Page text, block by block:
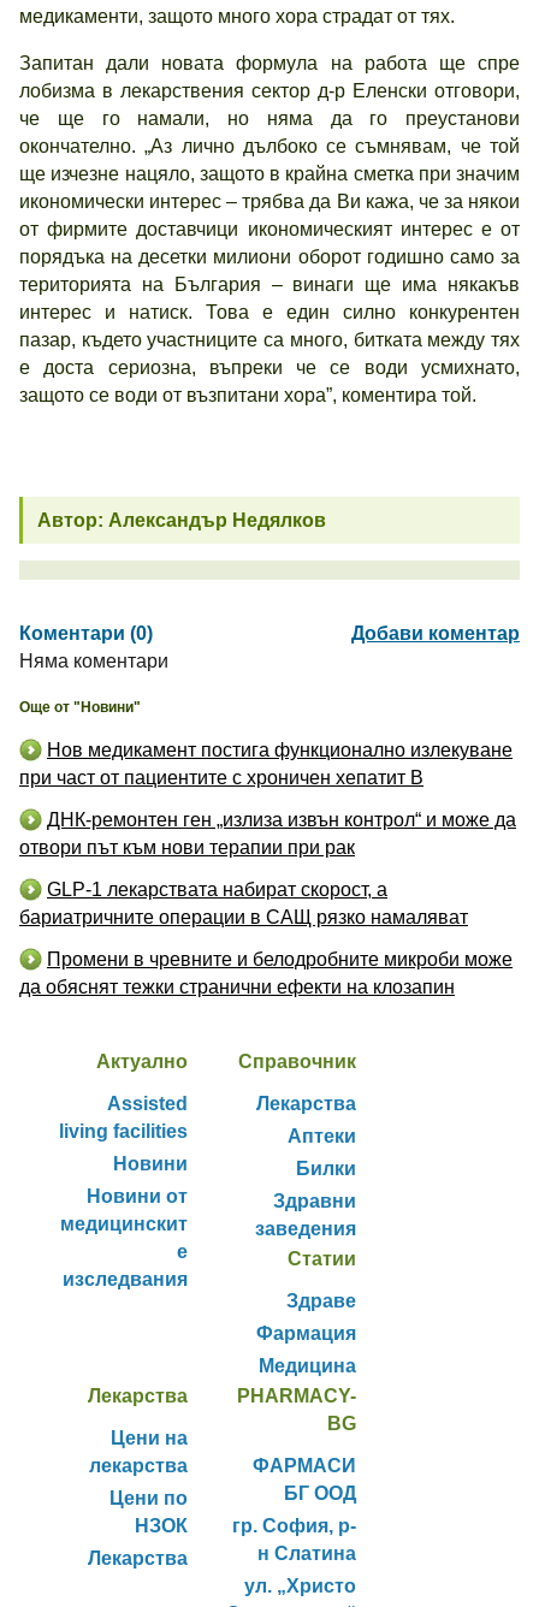
медикаменти, защото много хора страдат от тях.
Запитан дали новата формула на работа ще спре
лобизма в лекарствения сектор д-р Еленски отговори,
че ще го намали, но няма да го преустанови
окончателно. „Аз лично дълбоко се съмнявам, че той
ще изчезне нацяло, защото в крайна сметка при значим
икономически интерес – трябва да Ви кажа, че за някои
от фирмите доставчици икономическият интерес е от
порядъка на десетки милиони оборот годишно само за
територията на България – винаги ще има някакъв
интерес и натиск. Това е един силно конкурентен
пазар, където участниците са много, битката между тях
е доста сериозна, въпреки че се води усмихнато,
защото се води от възпитани хора”, коментира той.
Автор: Александър Недялков
Коментари (0)
Добави коментар
Няма коментари
Още от "Новини"
Нов медикамент постига функционално излекуване
при част от пациентите с хроничен хепатит B
ДНК-ремонтен ген „излиза извън контрол“ и може да
отвори път към нови терапии при рак
GLP-1 лекарствата набират скорост, а
бариатричните операции в САЩ рязко намаляват
Промени в чревните и белодробните микроби може
да обяснят тежки странични ефекти на клозапин
Актуално
Assisted
living facilities
Новини
Новини от
медицинскит
е
изследвания
Справочник
Лекарства
Аптеки
Билки
Здравни
заведения
Статии
Здраве
Фармация
Медицина
Лекарства
Цени на
лекарства
Цени по
НЗОК
Лекарства
PHARMACY-
BG
ФАРМАСИ
БГ ООД
гр. София, р-
н Слатина
ул. „Христо